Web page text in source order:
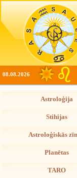
08.08.2026
Astroloģija
Stihijas
Astroloģiskās
Planētas
TARO